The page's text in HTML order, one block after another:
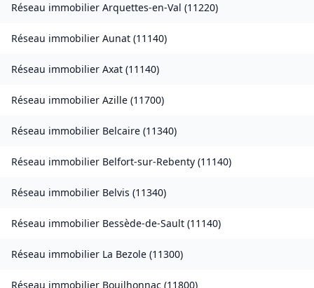
Réseau immobilier Arquettes-en-Val (11220)
Réseau immobilier Aunat (11140)
Réseau immobilier Axat (11140)
Réseau immobilier Azille (11700)
Réseau immobilier Belcaire (11340)
Réseau immobilier Belfort-sur-Rebenty (11140)
Réseau immobilier Belvis (11340)
Réseau immobilier Bessède-de-Sault (11140)
Réseau immobilier La Bezole (11300)
Réseau immobilier Bouilhonnac (11800)